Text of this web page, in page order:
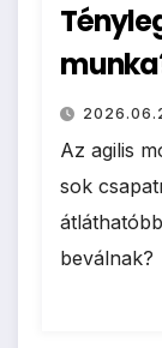
Az agilis
sok
beválnak?